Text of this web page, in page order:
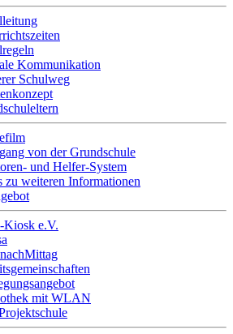
Kommunikation
Schulweg
von der Grundschule
und Helfer-System
zu weiteren Informationen
Kiosk e.V.
mit WLAN